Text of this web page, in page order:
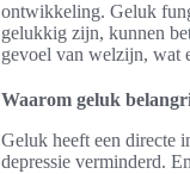
ontwikkeling. Geluk
gelukkig zijn, kunnen
gevoel van welzijn, wat
Waarom geluk
Geluk heeft een directe
depressie verminderd.